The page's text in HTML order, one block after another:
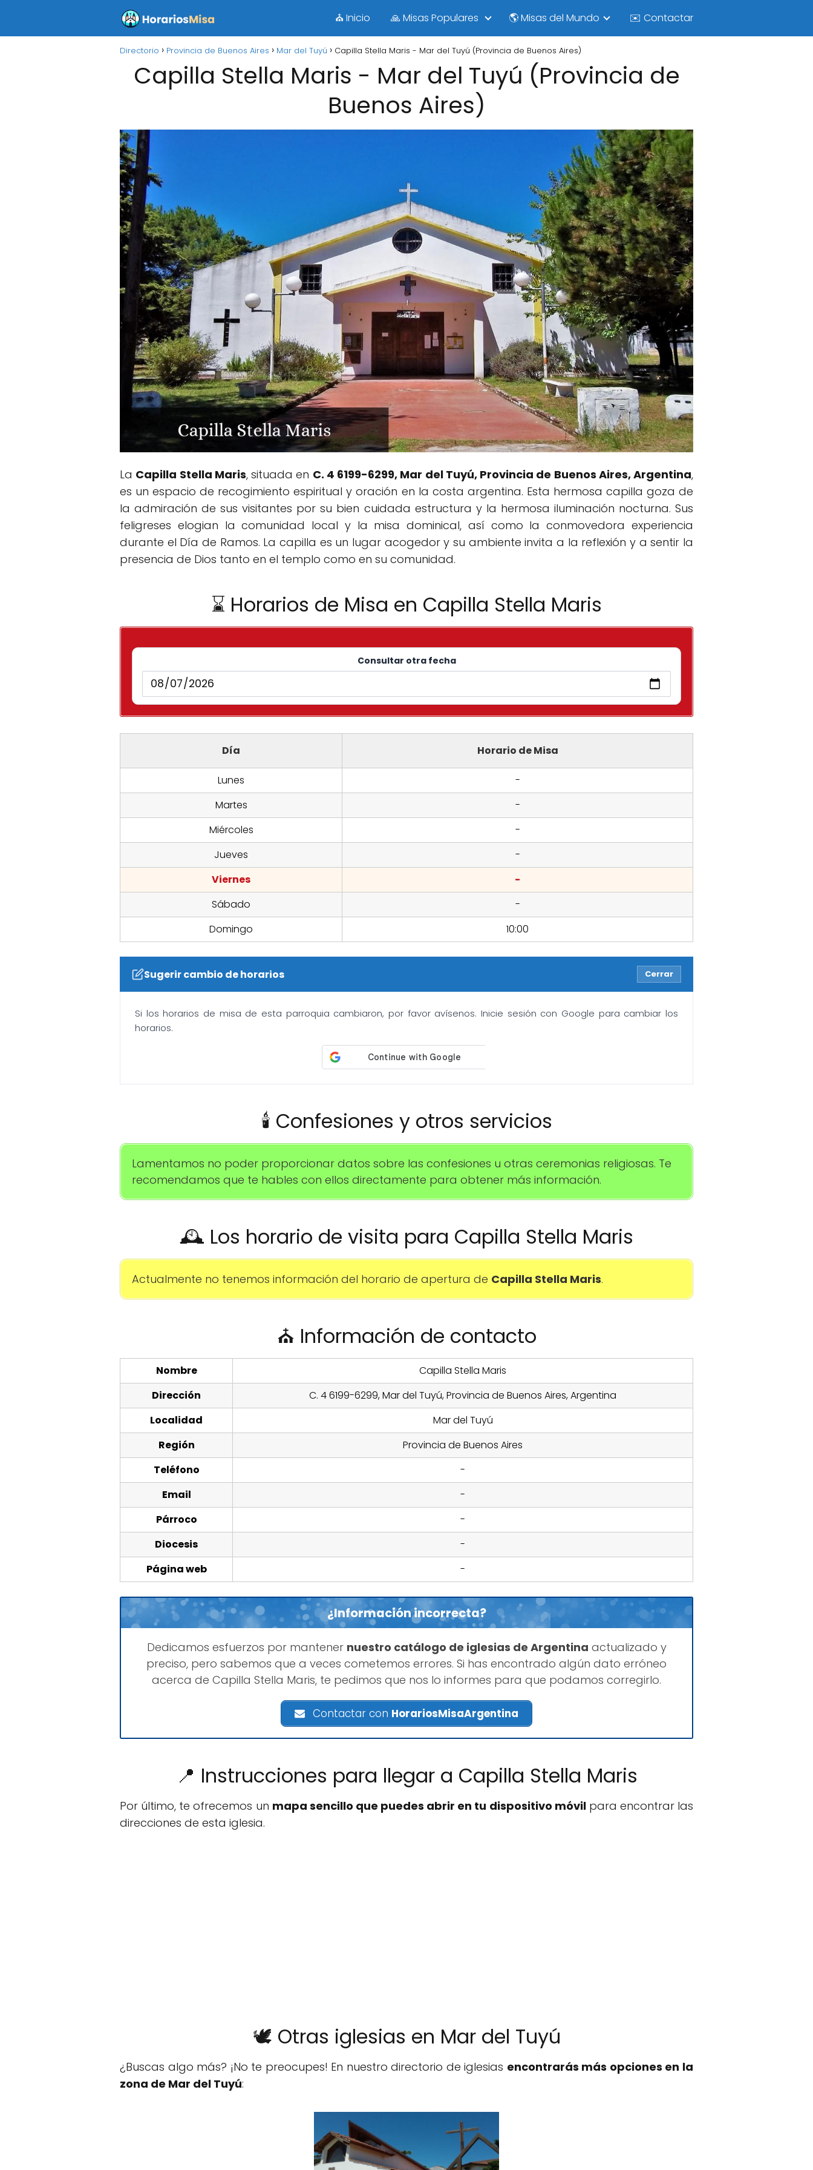
⛪ Inicio 🙏 Misas Populares 🌎 Misas del Mundo ✉️ Contactar
Directorio Provincia de Buenos Aires Mar del Tuyú Capilla Stella Maris - Mar del Tuyú (Provincia de Buenos Aires)
Capilla Stella Maris - Mar del Tuyú (Provincia de
Buenos Aires)
La Capilla Stella Maris, situada en C. 4 6199-6299, Mar del Tuyú, Provincia de Buenos Aires, Argentina,
es un espacio de recogimiento espiritual y oración en la costa argentina. Esta hermosa capilla goza de
la admiración de sus visitantes por su bien cuidada estructura y la hermosa iluminación nocturna. Sus
feligreses elogian la comunidad local y la misa dominical, así como la conmovedora experiencia
durante el Día de Ramos. La capilla es un lugar acogedor y su ambiente invita a la reflexión y a sentir la
presencia de Dios tanto en el templo como en su comunidad.
⌛ Horarios de Misa en Capilla Stella Maris
Consultar otra fecha
Día Horario de Misa
Lunes
-
Martes
-
Miércoles
-
Jueves
-
Viernes
-
Sábado
-
Domingo
10:00
Sugerir cambio de horarios Cerrar
Si los horarios de misa de esta parroquia cambiaron, por favor avísenos. Inicie sesión con Google para cambiar los
horarios.
🕯️ Confesiones y otros servicios
Lamentamos no poder proporcionar datos sobre las confesiones u otras ceremonias religiosas. Te
recomendamos que te hables con ellos directamente para obtener más información.
🕰️ Los horario de visita para Capilla Stella Maris
Actualmente no tenemos información del horario de apertura de Capilla Stella Maris.
⛪ Información de contacto
Nombre
Capilla Stella Maris
Dirección
C. 4 6199-6299, Mar del Tuyú, Provincia de Buenos Aires, Argentina
Localidad
Mar del Tuyú
Región
Provincia de Buenos Aires
Teléfono
-
Email
-
Párroco
-
Diocesis
-
Página web
-
¿Información incorrecta?
Dedicamos esfuerzos por mantener nuestro catálogo de iglesias de Argentina actualizado y
preciso, pero sabemos que a veces cometemos errores. Si has encontrado algún dato erróneo
acerca de Capilla Stella Maris, te pedimos que nos lo informes para que podamos corregirlo.
Contactar con HorariosMisaArgentina
📍 Instrucciones para llegar a Capilla Stella Maris
Por último, te ofrecemos un mapa sencillo que puedes abrir en tu dispositivo móvilpara encontrar las
direcciones de esta iglesia.
🕊️ Otras iglesias en Mar del Tuyú
¿Buscas algo más? ¡No te preocupes! En nuestro directorio de iglesias encontrarás más opciones en la
zona de Mar del Tuyú: